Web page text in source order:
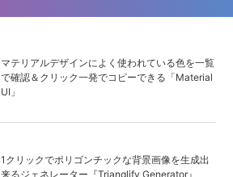
マテリアルデザインによく使われている色を一覧
で確認＆クリック一発でコピーできる「Material
UI」
1クリックでポリゴンチックな背景画像を生成出
来るジェネレーター『Trianglify Generator』